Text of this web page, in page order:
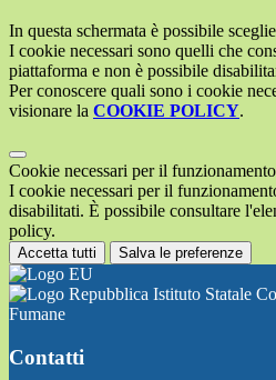
In questa schermata è possibile
I cookie necessari sono quelli che
piattaforma e non è possibile
Per conoscere quali sono i cookie
visionare la COOKIE POLICY.
Cookie necessari per il funzionamento
I cookie necessari per il
disabilitati. È possibile consultare
policy.
Accetta tutti Salva le preferenze
Istituto Statale
Fumane
Contatti